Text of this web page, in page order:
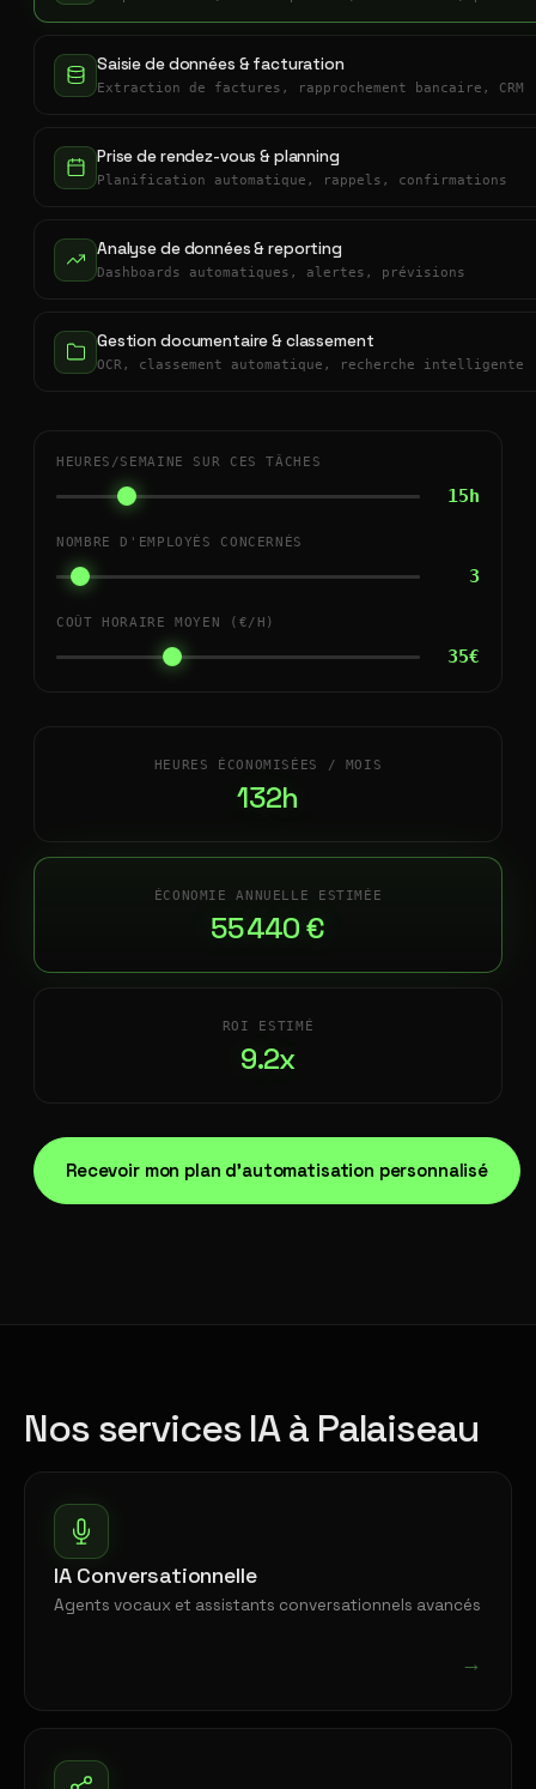
Saisie de données & facturation
Extraction de factures, rapprochement bancaire, CRM
Prise de rendez-vous & planning
Planification automatique, rappels, confirmations
Analyse de données & reporting
Dashboards automatiques, alertes, prévisions
Gestion documentaire & classement
OCR, classement automatique, recherche intelligente
HEURES/SEMAINE SUR CES TÂCHES
15h
NOMBRE D'EMPLOYÉS CONCERNÉS
3
COÛT HORAIRE MOYEN (€/H)
35€
HEURES ÉCONOMISÉES / MOIS
132h
ÉCONOMIE ANNUELLE ESTIMÉE
55 440 €
ROI ESTIMÉ
9.2x
Recevoir mon plan d'automatisation personnalisé
Nos services IA à Palaiseau
IA Conversationnelle
Agents vocaux et assistants conversationnels avancés
→